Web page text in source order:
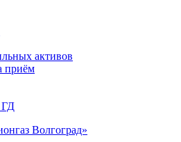
активов
приём
ГД